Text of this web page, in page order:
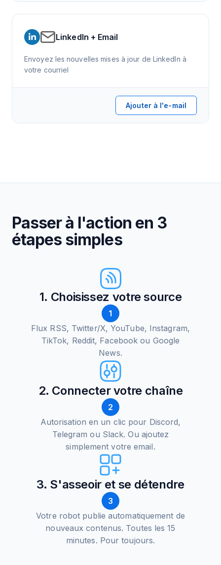
LinkedIn + Email
Envoyez les nouvelles mises à jour de LinkedIn à
votre courriel
Ajouter à l'e-mail
Passer à l'action en 3
étapes simples
1. Choisissez votre source
1
Flux RSS, Twitter/X, YouTube, Instagram,
TikTok, Reddit, Facebook ou Google
News.
2. Connecter votre chaîne
2
Autorisation en un clic pour Discord,
Telegram ou Slack. Ou ajoutez
simplement votre email.
3. S'asseoir et se détendre
3
Votre robot publie automatiquement de
nouveaux contenus. Toutes les 15
minutes. Pour toujours.